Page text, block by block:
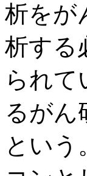
析をが
析する
られて
るがん
という